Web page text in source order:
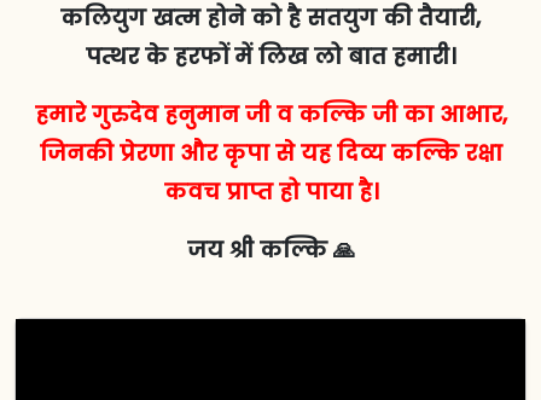
कलियुग खत्म होने को है सतयुग की तैयारी,
पत्थर के हरफों में लिख लो बात हमारी।
हमारे गुरुदेव हनुमान जी व कल्कि जी का आभार,
जिनकी प्रेरणा और कृपा से यह दिव्य कल्कि रक्षा
कवच प्राप्त हो पाया है।
जय श्री कल्कि 🙏